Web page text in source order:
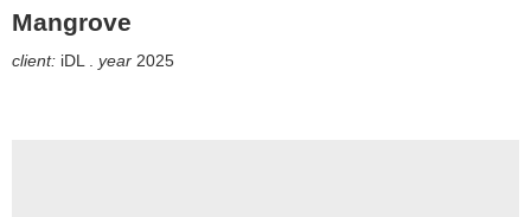
Mangrove
client: iDL . year 2025